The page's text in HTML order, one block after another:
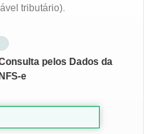
tributário).
pelos Dados da
NFS-e